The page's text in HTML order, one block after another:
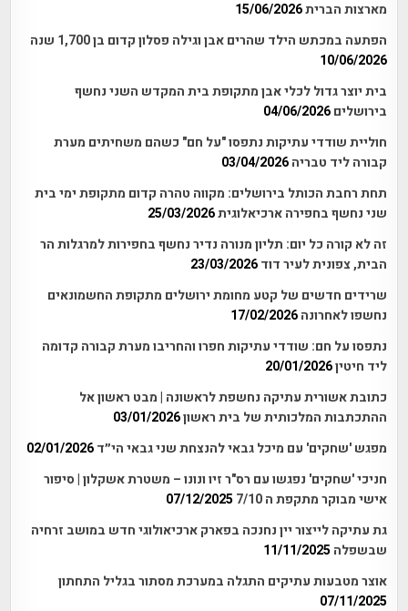
מארצות הברית15/06/2026
הפתעה במכתש הילד שהרים אבן וגילה פסלון קדום בן 1,700 שנה
10/06/2026
בית יוצר גדול לכלי אבן מתקופת בית המקדש השני נחשף
בירושלים 04/06/2026
חוליית שודדי עתיקות נתפסו "על חם" כשהם משחיתים מערת
קבורה ליד טבריה 03/04/2026
תחת רחבת הכותל בירושלים: מקווה טהרה קדום מתקופת ימי בית
שני נחשף בחפירה ארכיאלוגית25/03/2026
זה לא קורה כל יום: תליון מנורה נדיר נחשף בחפירות למרגלות הר
הבית, צפונית לעיר דוד 23/03/2026
שרידים חדשים של קטע מחומת ירושלים מתקופת החשמונאים
נחשפו לאחרונה 17/02/2026
נתפסו על חם: שודדי עתיקות חפרו והחריבו מערת קבורה קדומה
ליד חיטין20/01/2026
כתובת אשורית עתיקה נחשפת לראשונה | מבט ראשון אל
ההתכתבות המלכותית של בית ראשון03/01/2026
מפגש 'שחקים' עם מיכל גבאי להנצחת שני גבאי הי״ד 02/01/2026
חניכי 'שחקים' נפגשו עם רס"ר זיו ונונו – משטרת אשקלון | סיפור
אישי מבוקר מתקפת ה 7/10
07/12/2025
גת עתיקה לייצור יין נחנכה בפארק ארכיאולוגי חדש במושב זרחיה
שבשפלה 11/11/2025
אוצר מטבעות עתיקים התגלה במערכת מסתור בגליל התחתון
07/11/2025